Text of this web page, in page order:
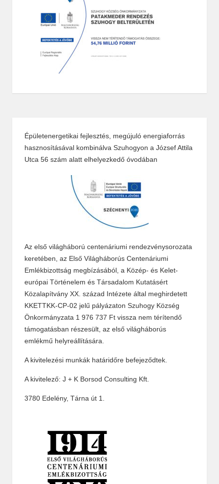
Épületenergetikai fejlesztés, megújuló energiaforrás
hasznosításával kombinálva Szuhogyon a József Attila
Utca 56 szám alatt elhelyezkedő óvodában
Az első világháború centenáriumi rendezvénysorozata
keretében, az Első Világháborús Centenáriumi
Emlékbizottság megbízásából, a Közép- és Kelet-
európai Történelem és Társadalom Kutatásért
Közalapítvány XX. század Intézete által meghirdetett
KKETTKK-CP-02 jelű pályázaton Szuhogy Község
Önkormányzata 1 976 737 Ft vissza nem térítendő
támogatásban részesült, az első világháborús
emlékmű helyreállítására.
A kivitelezési munkák határidőre befejeződtek.
A kivitelező: J + K Borsod Consulting Kft.
3780 Edelény, Tárna út 1.